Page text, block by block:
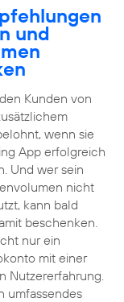
und
Kunden von
wenn sie
App erfolgreich
Und wer sein
nicht
kann bald
beschenken.
nur ein
mit einer
Nutzererfahrung.
umfassendes